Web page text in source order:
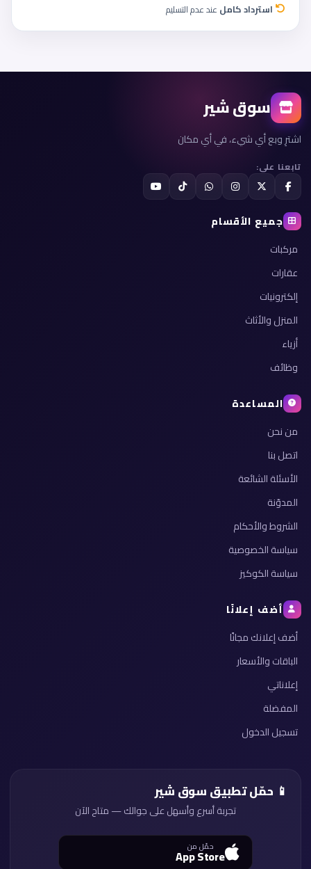
استرداد كامل عند عدم التسليم
سوق شير
اشترِ وبع أي شيء، في أي مكان
تابعنا على:
جميع الأقسام
مركبات
عقارات
إلكترونيات
المنزل والأثاث
أزياء
وظائف
المساعدة
من نحن
اتصل بنا
الأسئلة الشائعة
المدوّنة
الشروط والأحكام
سياسة الخصوصية
سياسة الكوكيز
أضف إعلانًا
أضف إعلانك مجانًا
الباقات والأسعار
إعلاناتي
المفضلة
تسجيل الدخول
📱 حمّل تطبيق سوق شير
تجربة أسرع وأسهل على جوالك — متاح الآن
حمّل من
App Store